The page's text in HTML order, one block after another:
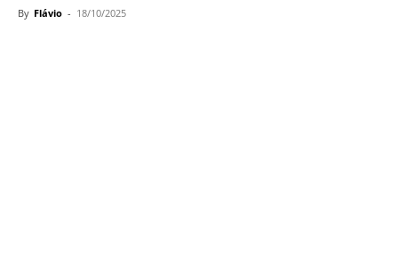
By Flávio - 18/10/2025